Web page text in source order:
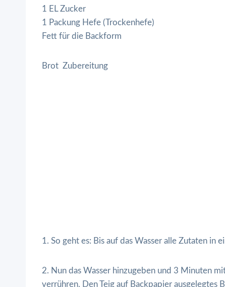
1 EL Zucker
1 Packung Hefe (Trockenhefe)
Fett für die Backform
Brot Zubereitung
1. So geht es: Bis auf das Wasser alle Zutaten in
2. Nun das Wasser hinzugeben und 3 Minuten
verrühren. Den Teig auf Backpapier ausgelegtes